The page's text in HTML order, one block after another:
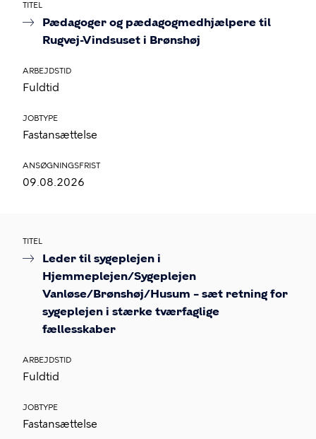
TITEL
Pædagoger og pædagogmedhjælpere til
Rugvej-Vindsuset i Brønshøj
ARBEJDSTID
Fuldtid
JOBTYPE
Fastansættelse
ANSØGNINGSFRIST
09.08.2026
TITEL
Leder til sygeplejen i
Hjemmeplejen/Sygeplejen
Vanløse/Brønshøj/Husum – sæt retning for
sygeplejen i stærke tværfaglige
fællesskaber
ARBEJDSTID
Fuldtid
JOBTYPE
Fastansættelse